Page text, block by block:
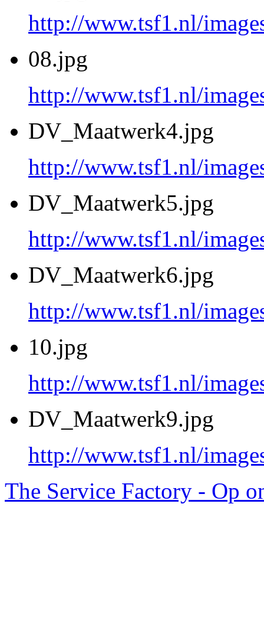
http://www.tsf1.nl/
08.jpg
http://www.tsf1.nl/
DV_Maatwerk4.jpg
http://www.tsf1.nl/
DV_Maatwerk5.jpg
http://www.tsf1.nl/
DV_Maatwerk6.jpg
http://www.tsf1.nl/
10.jpg
http://www.tsf1.nl/
DV_Maatwerk9.jpg
http://www.tsf1.nl/
The Service Factory - Op